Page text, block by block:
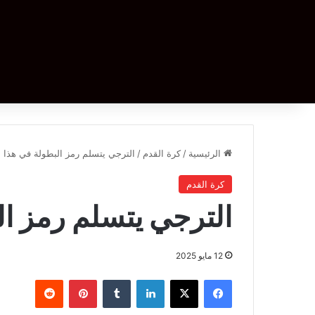
الرئيسية / كرة القدم / الترجي يتسلم رمز البطولة في هذا
كرة القدم
الترجي يتسلم رمز
12 مايو 2025
فيسبوك ‫X لينكدإن بينتيريست